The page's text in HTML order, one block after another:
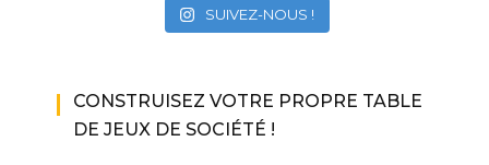
SUIVEZ-NOUS !
CONSTRUISEZ VOTRE PROPRE TABLE
DE JEUX DE SOCIÉTÉ !